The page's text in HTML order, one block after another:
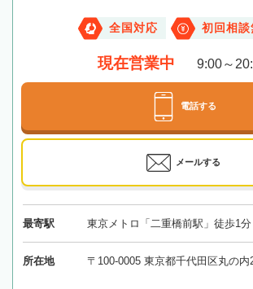
全国対応 初回相談
現在営業中 9:00～
電話する
メールする
最寄駅 東京メトロ「二重橋前駅」徒歩1分
所在地 〒100-0005 東京都千代田区丸の